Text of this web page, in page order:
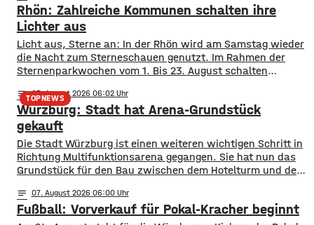
Rhön: Zahlreiche Kommunen schalten ihre
Lichter aus
Licht aus, Sterne an: In der Rhön wird am Samstag wieder
die Nacht zum Sterneschauen genutzt. Im Rahmen der
Sternenparkwochen vom 1. Bis 23. August schalten
Grabfeld und Bad Kissingen ihre öffentliche Beleuchtung
teilweise oder komplett ab. Mit dabei sind unter anderem
Bad Neustadt, Hammelburg, Fladungen, Oberelsbach und
Wildflecken. Ziel ist
TOPNEWS
notes 07. August 2026 06:02
Würzburg: Stadt hat Arena-Grundstück
gekauft
Die Stadt Würzburg ist einen weiteren wichtigen Schritt in
Richtung Multifunktionsarena gegangen. Sie hat nun das
Grundstück für den Bau zwischen dem Hotelturm und den
bei Instagram mitgeteilt hat, ist der Vertrag
unterschrieben. In Anlehnung an den berühmten Satz nach
notes 07. August 2026 06:00
Fußball: Vorverkauf für Pokal-Kracher beginnt